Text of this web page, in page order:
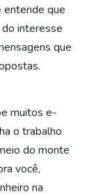
entende que
interesse
que
muitos e-
o trabalho
do monte
você,
na